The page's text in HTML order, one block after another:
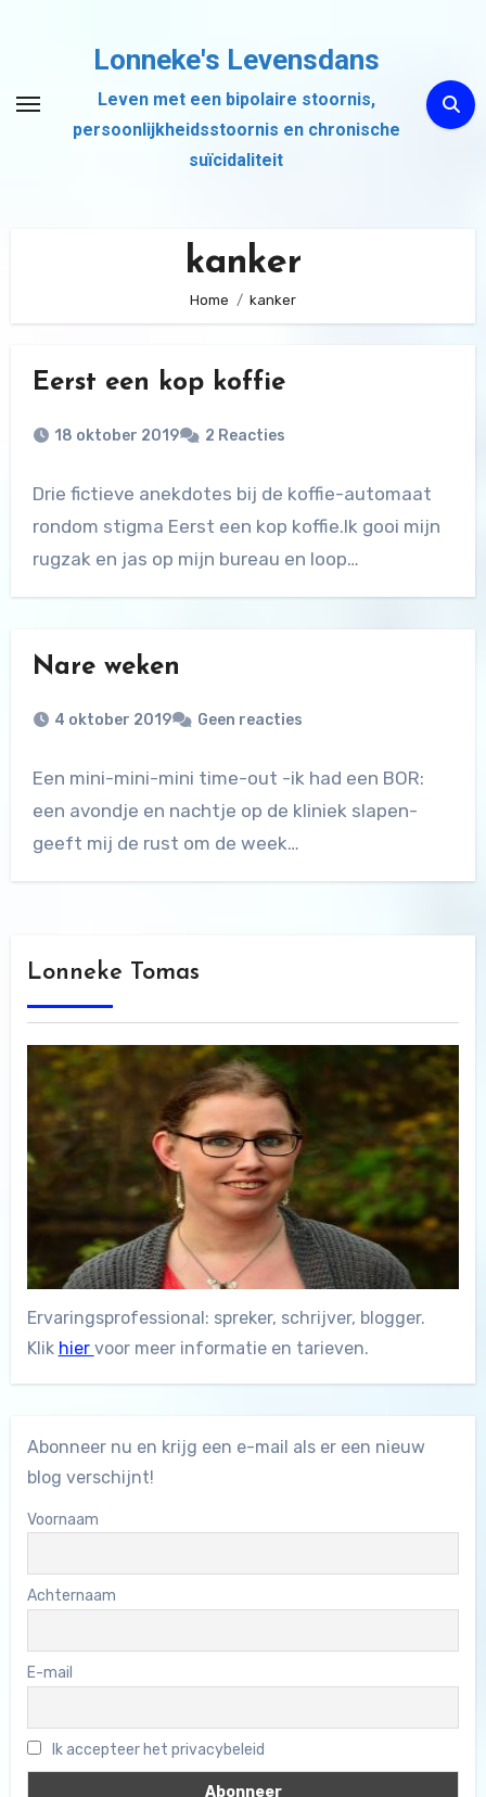
inhoud
Lonneke's Levensdans
Leven met een bipolaire stoornis,
persoonlijkheidsstoornis en chronische
suïcidaliteit
kanker
Home kanker
Eerst een kop koffie
18 oktober 2019 2 Reacties
Drie fictieve anekdotes bij de koffie-automaat
rondom stigma Eerst een kop koffie.Ik gooi mijn
rugzak en jas op mijn bureau en loop…
Nare weken
4 oktober 2019 Geen reacties
Een mini-mini-mini time-out -ik had een BOR:
een avondje en nachtje op de kliniek slapen-
geeft mij de rust om de week…
Lonneke Tomas
Ervaringsprofessional: spreker, schrijver, blogger.
Klik hier voor meer informatie en tarieven.
Abonneer nu en krijg een e-mail als er een nieuw
blog verschijnt!
Voornaam
Achternaam
E-mail
Ik accepteer het privacybeleid